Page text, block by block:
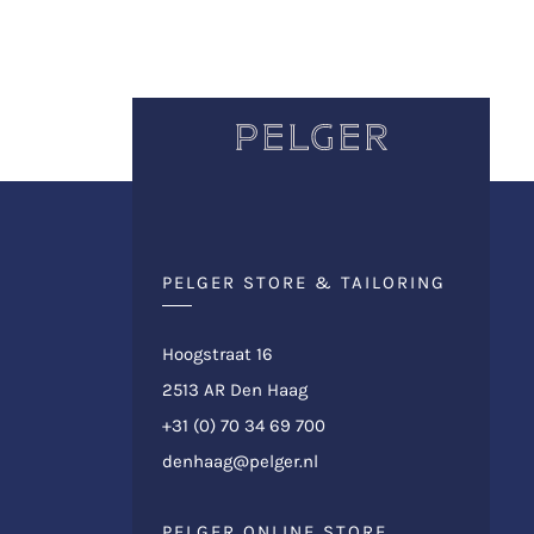
PELGER STORE & TAILORING
Hoogstraat 16
2513 AR Den Haag
+31 (0) 70 34 69 700
denhaag@pelger.nl